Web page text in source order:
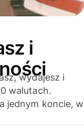
i
wydajesz i
walutach.
jednym koncie, w